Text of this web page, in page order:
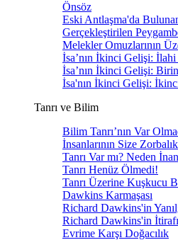
Önsöz
Eski Antlaşma'da
Gerçekleştirilen
Melekler Omuzlarının
İsa’nın İkinci Gelişi: İlahi
İsa’nın İkinci Gelişi:
İsa'nın İkinci Gelişi:
Tanrı ve Bilim
Bilim Tanrı’nın Var
İnsanlarının Size
Tanrı Var mı? Neden
Tanrı Henüz Ölmedi!
Tanrı Üzerine Kuşkucu
Dawkins Karmaşası
Richard Dawkins'in
Richard Dawkins'in
Evrime Karşı Doğacılık